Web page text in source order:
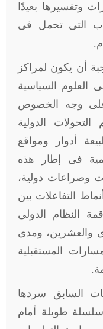
وتفسيرها بعيدًا
التى تحمل فى
أن يكون لمراكز
العلوم السياسية
على وجه الخصوص
الدولية
أدوار ومواقع
فى إطار هذه
وصراعات دولية،
التفاعلات بين
النظام الدولى
والعشرين، ومدى
المستقبلية
السابق سردها
طويلة أمام